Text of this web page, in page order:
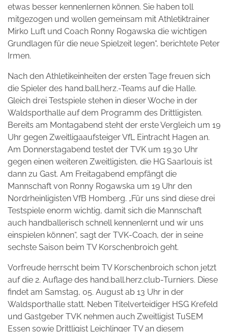
etwas besser kennenlernen können. Sie haben toll
mitgezogen und wollen gemeinsam mit Athletiktrainer
Mirko Luft und Coach Ronny Rogawska die wichtigen
Grundlagen für die neue Spielzeit legen“, berichtete Peter
Irmen.
Nach den Athletikeinheiten der ersten Tage freuen sich
die Spieler des hand.ball.herz.-Teams auf die Halle.
Gleich drei Testspiele stehen in dieser Woche in der
Waldsporthalle auf dem Programm des Drittligisten.
Bereits am Montagabend steht der erste Vergleich um 19
Uhr gegen Zweitligaaufsteiger VfL Eintracht Hagen an.
Am Donnerstagabend testet der TVK um 19.30 Uhr
gegen einen weiteren Zweitligisten, die HG Saarlouis ist
dann zu Gast. Am Freitagabend empfängt die
Mannschaft von Ronny Rogawska um 19 Uhr den
Nordrheinligisten VfB Homberg. „Für uns sind diese drei
Testspiele enorm wichtig, damit sich die Mannschaft
auch handballerisch schnell kennenlernt und wir uns
einspielen können“, sagt der TVK-Coach, der in seine
sechste Saison beim TV Korschenbroich geht.
Vorfreude herrscht beim TV Korschenbroich schon jetzt
auf die 2. Auflage des hand.ball.herz.club-Turniers. Diese
findet am Samstag, 05. August ab 13 Uhr in der
Waldsporthalle statt. Neben Titelverteidiger HSG Krefeld
und Gastgeber TVK nehmen auch Zweitligist TuSEM
Essen sowie Drittligist Leichlinger TV an diesem